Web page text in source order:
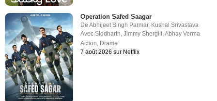
Operation Safed Saagar
DeAbhijeet Singh Parmar, Kushal Srivastava
AvecSiddharth,Jimmy Shergill ,Abhay Verma
Action, Drame
7 août 2026 sur Netflix